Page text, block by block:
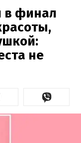
в финал
не